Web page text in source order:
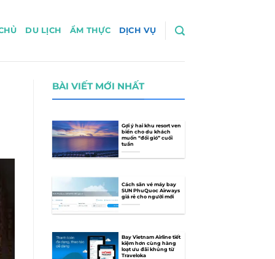
DU LỊCH ẨM THỰC DỊCH VỤ
BÀI VIẾT MỚI NHẤT
Gợi ý hai khu resort ven
biển cho du khách
muốn “đổi gió” cuối
tuần
Cách săn vé máy bay
SUN PhuQuoc Airways
giá rẻ cho người mới
Bay Vietnam Airline tiết
kiệm hơn cùng hàng
loạt ưu đãi khủng từ
Traveloka